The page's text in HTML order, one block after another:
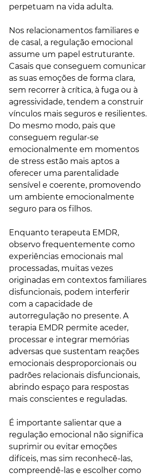
perpetuam na vida adulta.
Nos relacionamentos familiares e
de casal, a regulação emocional
assume um papel estruturante.
Casais que conseguem comunicar
as suas emoções de forma clara,
sem recorrer à crítica, à fuga ou à
agressividade, tendem a construir
vínculos mais seguros e resilientes.
Do mesmo modo, pais que
conseguem regular-se
emocionalmente em momentos
de stress estão mais aptos a
oferecer uma parentalidade
sensível e coerente, promovendo
um ambiente emocionalmente
seguro para os filhos.
Enquanto terapeuta EMDR,
observo frequentemente como
experiências emocionais mal
processadas, muitas vezes
originadas em contextos familiares
disfuncionais, podem interferir
com a capacidade de
autorregulação no presente. A
terapia EMDR permite aceder,
processar e integrar memórias
adversas que sustentam reações
emocionais desproporcionais ou
padrões relacionais disfuncionais,
abrindo espaço para respostas
mais conscientes e reguladas.
É importante salientar que a
regulação emocional não significa
suprimir ou evitar emoções
difíceis, mas sim reconhecê-las,
compreendê-las e escolher como